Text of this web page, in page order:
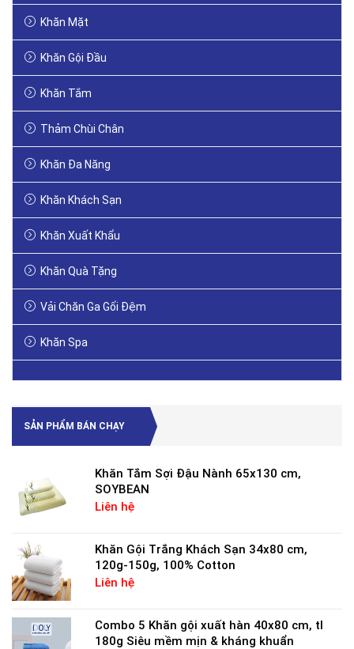
Khăn Mặt
Khăn Gội Đầu
Khăn Tắm
Thảm Chùi Chân
Khăn Đa Năng
Khăn Khách Sạn
Khăn Xuất Khẩu
Khăn Quà Tặng
Vải Chăn Ga Gối Đệm
Khăn Spa
Khăn Bệnh Viện
SẢN PHẨM BÁN CHẠY
Khăn Tắm Sợi Đậu Nành 65x130 cm,
SOYBEAN
Liên hệ
Khăn Gội Trắng Khách Sạn 34x80 cm,
120g-150g, 100% Cotton
Liên hệ
Combo 5 Khăn gội xuất hàn 40x80 cm, tl
180g Siêu mềm mịn & kháng khuẩn